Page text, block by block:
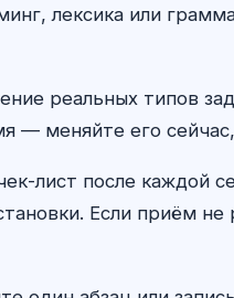
лексика или
реальных типов
— меняйте его
лист после каждой
Если приём